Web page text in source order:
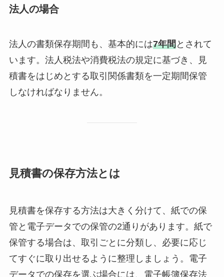
法人の場合
法人の書類保存期間も、基本的には7年間とされて
います。法人税法や消費税法の規定に基づき、見
積書をはじめとする取引関係書類を一定期間保管
しなければなりません。
見積書の保存方法とは
見積書を保存する方法は大きく分けて、紙での保
管と電子データでの保管の2通りがあります。紙で
保管する場合は、取引ごとに分類し、必要に応じ
てすぐに取り出せるように整理しましょう。電子
データでの保存を選ぶ場合には、電子帳簿保存法